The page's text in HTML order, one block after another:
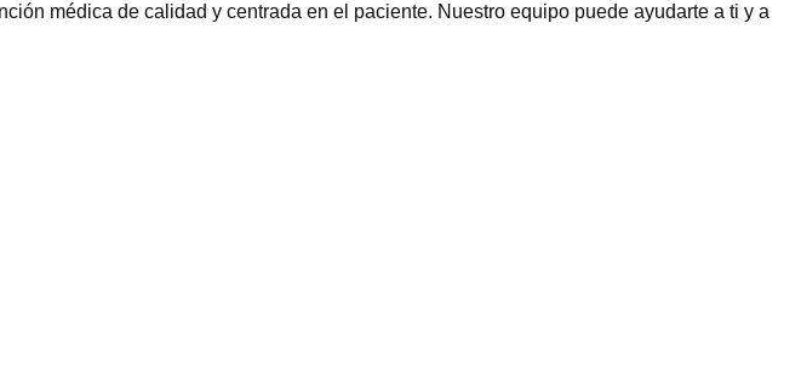
médica de calidad y centrada en el paciente. Nuestro equipo puede ayudarte a ti y a